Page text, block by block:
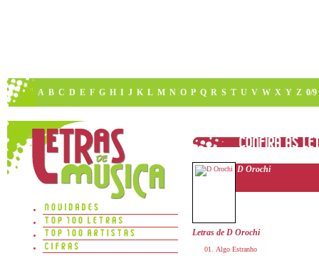
A B C D E F G H I J K L M N O P Q R S T U V W X Y Z 0/9
D Orochi
Letras de D Orochi
Algo Estranho